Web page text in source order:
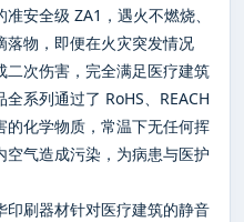
安全级 ZA1，遇火不燃烧、
落物，即便在火灾突发情况
次伤害，完全满足医疗建筑
系列通过了 RoHS、REACH
化学物质，常温下无任何挥
气造成污染，为病患与医护
刷器材针对医疗建筑的静音